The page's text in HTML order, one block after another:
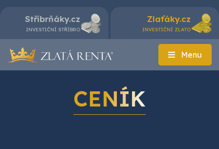
Stříbrňáky.cz
INVESTIČNÍ STŘÍBRO
Zlaťáky.cz
INVESTIČNÍ ZLATO
Menu
CENÍK